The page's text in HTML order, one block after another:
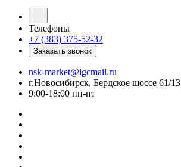
Телефоны
+7 (383) 375-52-32
Заказать звонок
nsk-market@igcmail.ru
г.Новосибирск, Бердское шоссе 61/13
9:00-18:00 пн-пт